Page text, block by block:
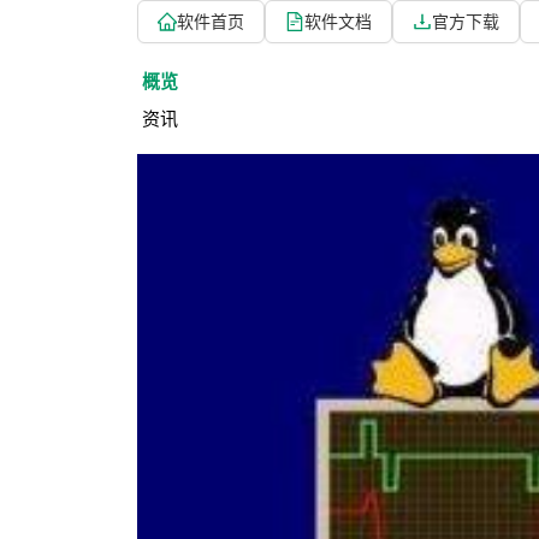
软件首页 软件文档 官方下载
概览
资讯